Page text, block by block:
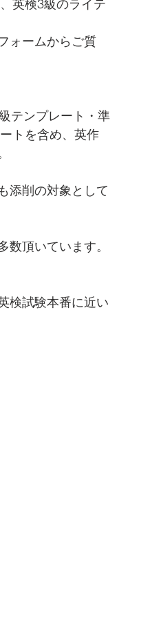
英検3級のライテ
ォームからご質
テンプレート・準
トを含め、英作
添削の対象として
頂いています。
検試験本番に近い